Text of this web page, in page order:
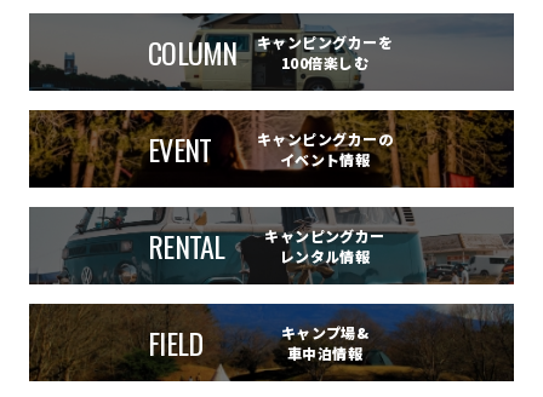
COLUMN
キャンピングカーを
100倍楽しむ
EVENT
キャンピングカーの
イベント情報
RENTAL
キャンピングカー
レンタル情報
FIELD
キャンプ場&
車中泊情報